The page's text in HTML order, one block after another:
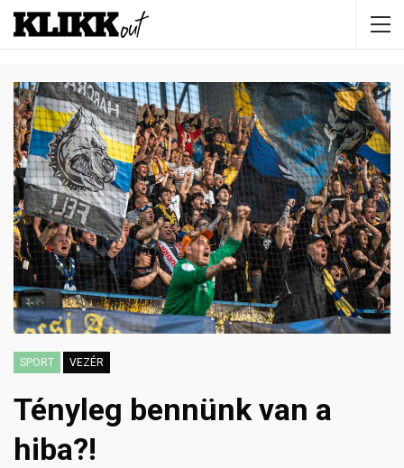
SPORT VEZÉR
Tényleg bennünk van a
hiba?!